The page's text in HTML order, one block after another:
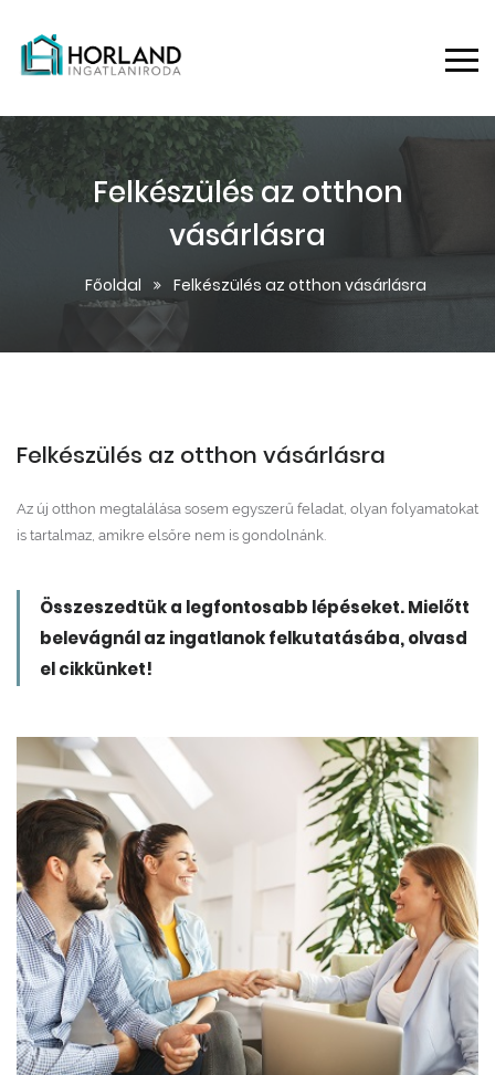
Felkészülés az otthon
vásárlásra
Főoldal Felkészülés az otthon vásárlásra
Felkészülés az otthon vásárlásra
Az új otthon megtalálása sosem egyszerű feladat, olyan folyamatokat
is tartalmaz, amikre elsőre nem is gondolnánk.
Összeszedtük a legfontosabb lépéseket. Mielőtt
belevágnál az ingatlanok felkutatásába, olvasd
el cikkünket!